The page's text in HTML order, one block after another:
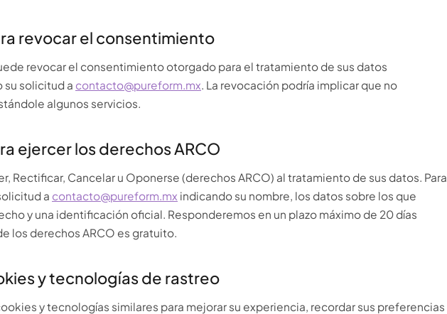
revocar el consentimiento
revocar el consentimiento otorgado para el tratamiento de sus datos
su solicitud a contacto@pureform.mx. La revocación podría implicar que no
algunos servicios.
ejercer los derechos ARCO
Rectificar, Cancelar u Oponerse (derechos ARCO) al tratamiento de sus datos. Para
a contacto@pureform.mx indicando su nombre, los datos sobre los que
y una identificación oficial. Responderemos en un plazo máximo de 20 días
los derechos ARCO es gratuito.
y tecnologías de rastreo
y tecnologías similares para mejorar su experiencia, recordar sus preferencias